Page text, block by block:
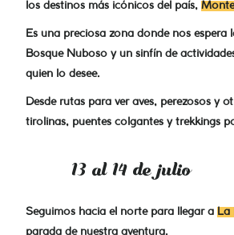
los destinos más icónicos del país,
Es una preciosa zona donde nos espera
Bosque Nuboso y un sinfín de
quien lo desee.
Desde rutas para ver aves, perezosos y
tirolinas, puentes colgantes y trekkings
13 al 14 de julio
Seguimos hacia el norte para llegar a La
parada de nuestra aventura.